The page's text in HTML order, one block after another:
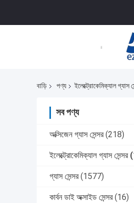
বাড়ি পণ্য ইলেক্ট্রোকেমিক্যাল গ্যাস
সব পণ্য
অক্সিজেন গ্যাস সেন্সর (218)
ইলেক্ট্রোকেমিক্যাল গ্যাস সেন্সর
গ্যাস সেন্সর (1577)
কার্বন ডাই অক্সাইড সেন্সর (16)